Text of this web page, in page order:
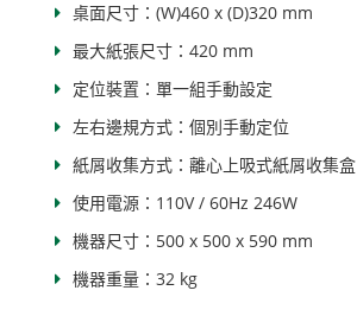
桌面尺寸：(W)460 x (D)320 mm
最大紙張尺寸：420 mm
定位裝置：單一組手動設定
左右邊規方式：個別手動定位
紙屑收集方式：離心上吸式紙屑收集盒
使用電源：110V / 60Hz 246W
機器尺寸：500 x 500 x 590 mm
機器重量：32 kg